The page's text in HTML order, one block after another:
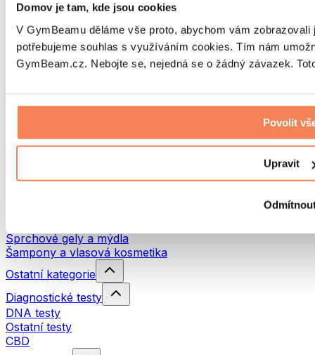
Domov je tam, kde jsou cookies
V GymBeamu děláme vše proto, abychom vám
potřebujeme souhlas s využíváním cookies. Tím nám
GymBeam.cz. Nebojte se, nejedná se o žádný závazek.
Povolit
Upravit
Běh
Bojové sporty
Cyklistika
Jóga a pilates
Otužování
Turistika
Red Light Therapy
Vodní filtry a konvice
Sprchové gely a mýdla
Šampony a vlasová kosmetika
Ostatní kategorie
Diagnostické testy
DNA testy
Ostatní testy
CBD